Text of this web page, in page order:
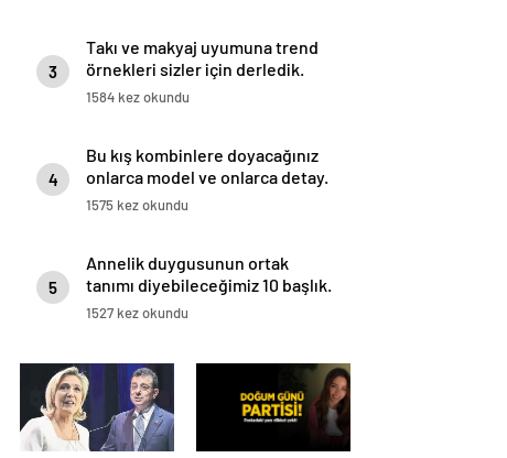
3
Takı ve makyaj uyumuna trend
örnekleri sizler için derledik.
1584 kez okundu
4
Bu kış kombinlere doyacağınız
onlarca model ve onlarca detay.
1575 kez okundu
5
Annelik duygusunun ortak
tanımı diyebileceğimiz 10 başlık.
1527 kez okundu